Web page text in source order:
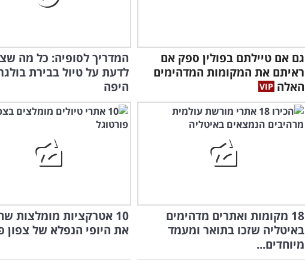
גם אם טיילתם בפולין ספק אם
ראיתם את המקומות המדהימים
האלה
המדריך לסופיה: כל מה
לדעת על טיול בבירת
היפה
18 מקומות ואתרים מדהימים
באיטליה שזכו בתואר ומעמד
מיוחדים...
10 אטרקציות מומלצות
את היופי הנפלא של צפון